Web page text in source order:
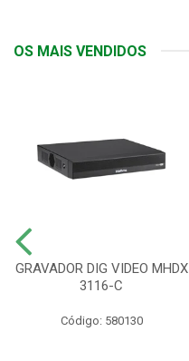
OS MAIS VENDIDOS
GRAVADOR DIG VIDEO MHDX
3116-C
Código: 580130